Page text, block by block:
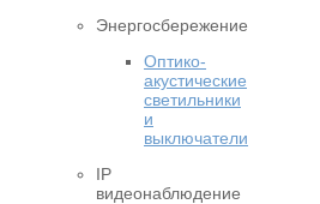
Энергосбережение
Оптико-
акустические
светильники
и
выключатели
IP
видеонаблюдение